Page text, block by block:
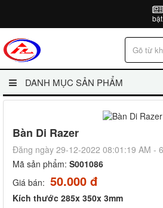
bật
DANH MỤC SẢN PHẨM
Bàn Di Razer
Đăng ngày 29-12-2022 08:01:19 AM -
Mã sản phẩm: S001086
Giá bán: 50.000 đ
Kích thước 285x 350x 3mm